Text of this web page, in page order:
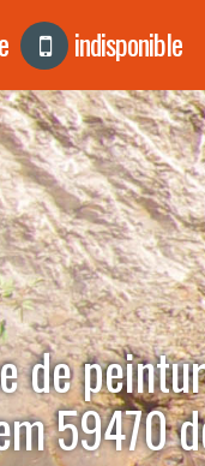
indisponible
de
59470